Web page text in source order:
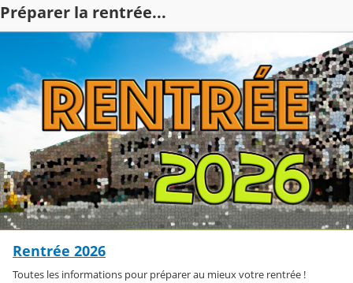
Préparer la rentrée...
Rentrée 2026
Toutes les informations pour préparer au mieux votre rentrée !